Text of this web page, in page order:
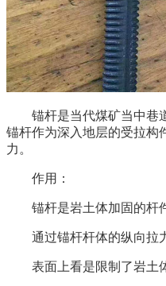
锚杆是当代煤矿当中巷
锚杆作为深入地层的受拉构
力。
作用：
锚杆是岩土体加固的杆
通过锚杆杆体的纵向拉
表面上看是限制了岩土